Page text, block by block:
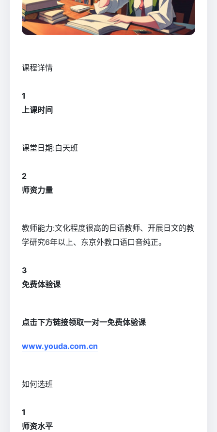
课程详情
1
上课时间
课堂日期:白天班
2
师资力量
教师能力:文化程度很高的日语教师、开展日文的教
学研究6年以上、东京外教口语口音纯正。
3
免费体验课
点击下方链接领取一对一免费体验课
www.youda.com.cn
如何选班
1
师资水平